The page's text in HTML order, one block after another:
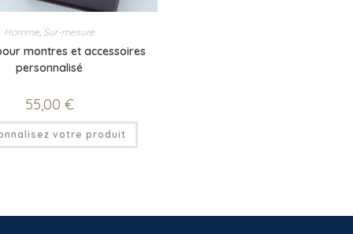
Homme Sur-mesure
montres et accessoires
personnalisé
55,00 €
votre produit